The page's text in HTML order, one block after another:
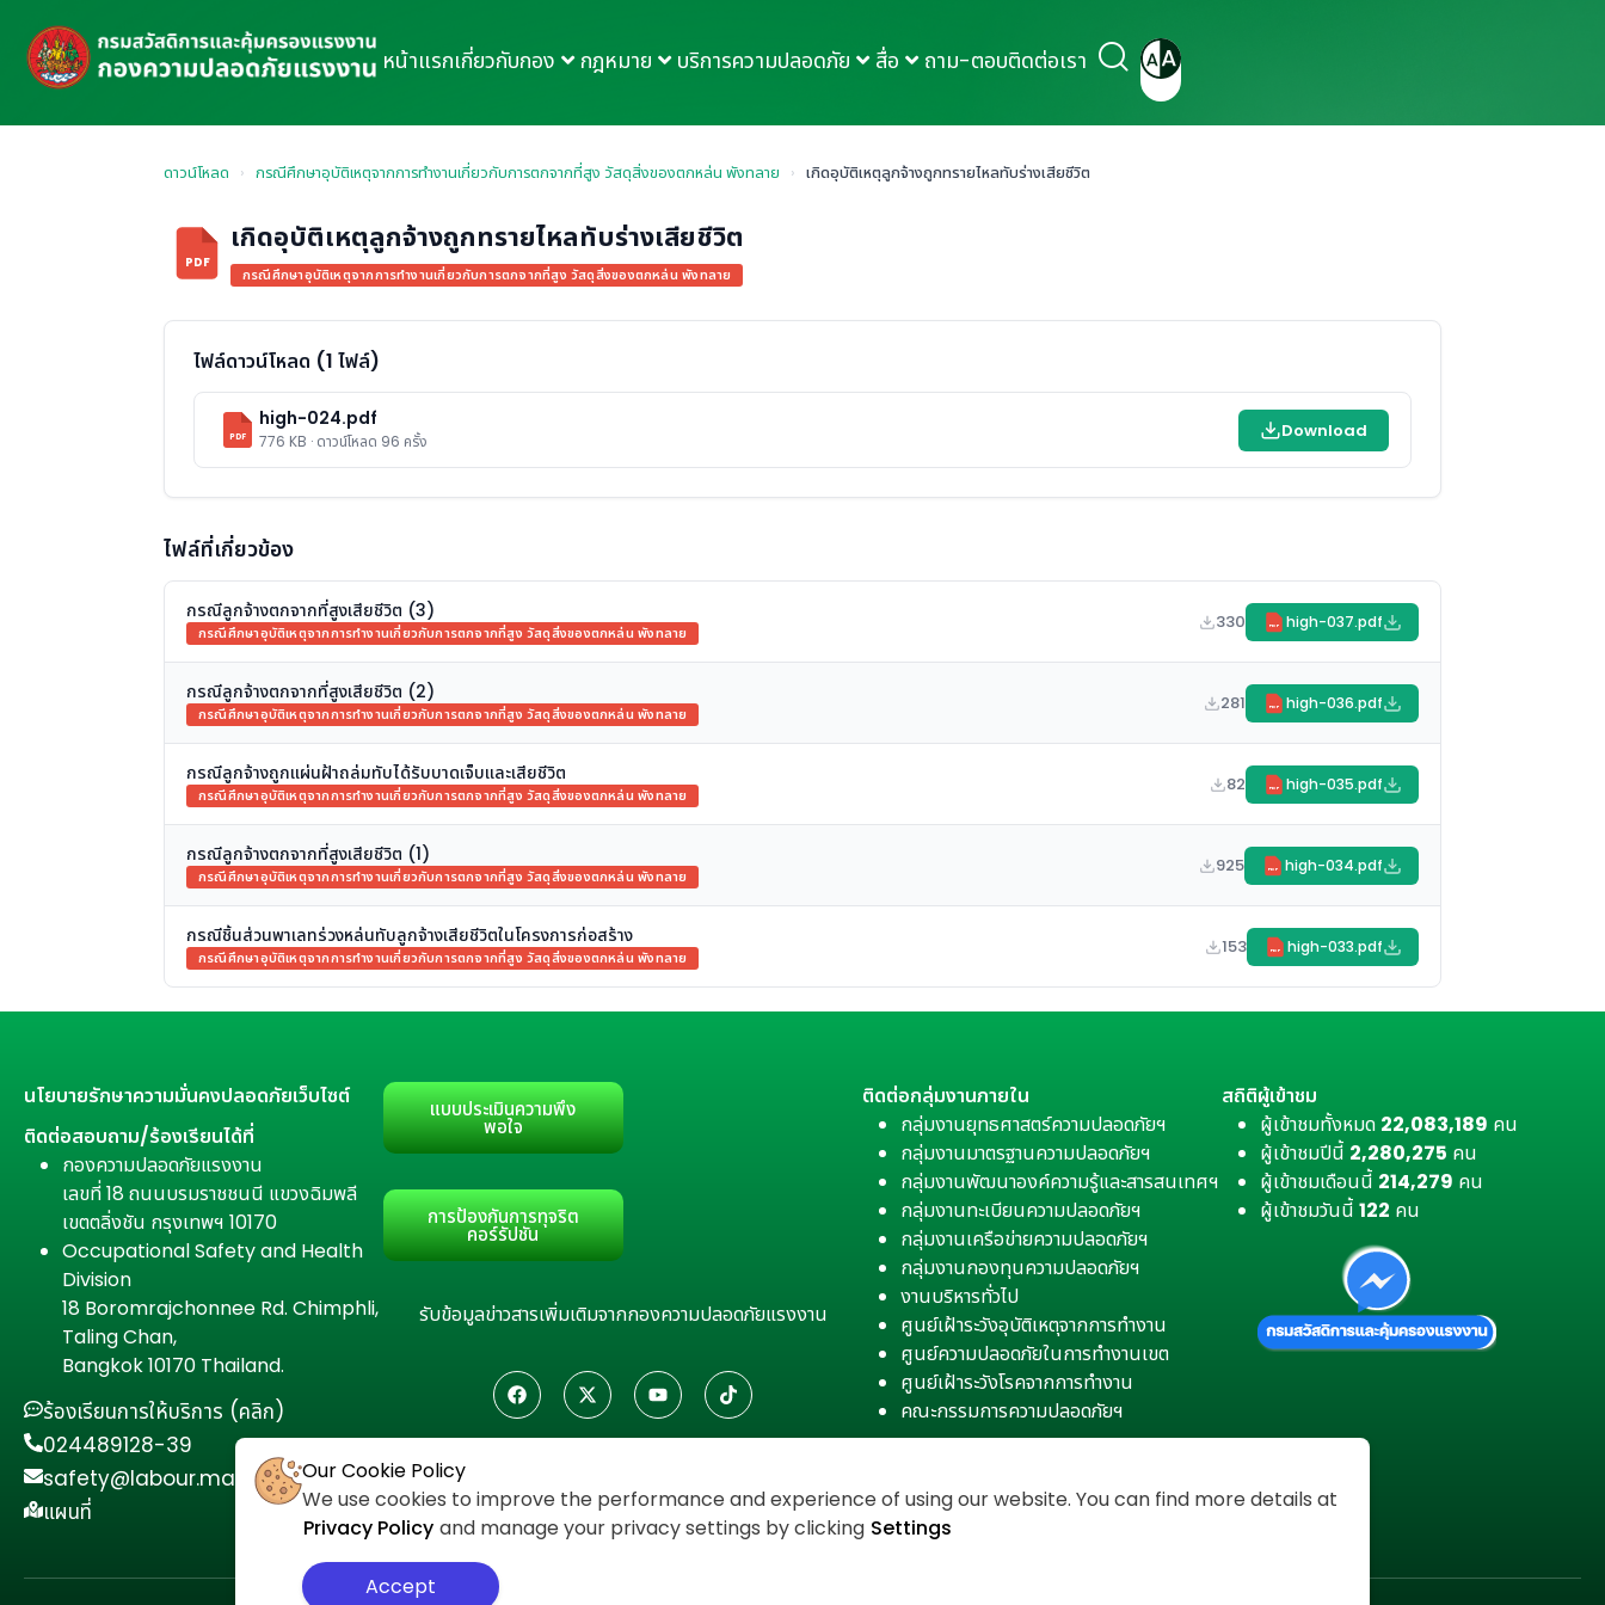
หน้าแรกเกี่ยวกับกอง กฎหมาย บริการความปลอดภัย สื่อ ถาม-ตอบติดต่อเรา
ดาวน์โหลด › กรณีศึกษาอุบัติเหตุจากการทำงานเกี่ยวกับการตกจากที่สูง วัสดุสิ่งของตกหล่น พังทลาย › เกิดอุบัติเหตุลูกจ้างถูกทรายไหลทับร่างเสียชีวิต
PDF
เกิดอุบัติเหตุลูกจ้างถูกทรายไหลทับร่างเสียชีวิต
กรณีศึกษาอุบัติเหตุจากการทำงานเกี่ยวกับการตกจากที่สูง วัสดุสิ่งของตกหล่น พังทลาย
ไฟล์ดาวน์โหลด (1 ไฟล์)
PDF
high-024.pdf
776 KB · ดาวน์โหลด 96 ครั้ง Download
ไฟล์ที่เกี่ยวข้อง
กรณีลูกจ้างตกจากที่สูงเสียชีวิต (3)
กรณีศึกษาอุบัติเหตุจากการทำงานเกี่ยวกับการตกจากที่สูง วัสดุสิ่งของตกหล่น พังทลาย 330 PDF high-037.pdf
กรณีลูกจ้างตกจากที่สูงเสียชีวิต (2)
กรณีศึกษาอุบัติเหตุจากการทำงานเกี่ยวกับการตกจากที่สูง วัสดุสิ่งของตกหล่น พังทลาย 281 PDF high-036.pdf
กรณีลูกจ้างถูกแผ่นฝ้าถล่มทับได้รับบาดเจ็บและเสียชีวิต
กรณีศึกษาอุบัติเหตุจากการทำงานเกี่ยวกับการตกจากที่สูง วัสดุสิ่งของตกหล่น พังทลาย 82 PDF high-035.pdf
กรณีลูกจ้างตกจากที่สูงเสียชีวิต (1)
กรณีศึกษาอุบัติเหตุจากการทำงานเกี่ยวกับการตกจากที่สูง วัสดุสิ่งของตกหล่น พังทลาย 925 PDF high-034.pdf
กรณีชิ้นส่วนพาเลทร่วงหล่นทับลูกจ้างเสียชีวิตในโครงการก่อสร้าง
กรณีศึกษาอุบัติเหตุจากการทำงานเกี่ยวกับการตกจากที่สูง วัสดุสิ่งของตกหล่น พังทลาย 153 PDF high-033.pdf
นโยบายรักษาความมั่นคงปลอดภัยเว็บไซต์
ติดต่อสอบถาม/ร้องเรียนได้ที่
กองความปลอดภัยแรงงาน
เลขที่ 18 ถนนบรมราชชนนี แขวงฉิมพลี
เขตตลิ่งชัน กรุงเทพฯ 10170
Occupational Safety and Health
Division
18 Boromrajchonnee Rd. Chimphli,
Taling Chan,
Bangkok 10170 Thailand.
ร้องเรียนการให้บริการ (คลิก)
024489128-39
safety@labour.mail.go.th
แผนที่
แบบประเมินความพึง
พอใจ
การป้องกันการทุจริต
คอร์รัปชัน
รับข้อมูลข่าวสารเพิ่มเติมจากกองความปลอดภัยแรงงาน
ติดต่อกลุ่มงานภายใน
กลุ่มงานยุทธศาสตร์ความปลอดภัยฯ
กลุ่มงานมาตรฐานความปลอดภัยฯ
กลุ่มงานพัฒนาองค์ความรู้และสารสนเทศฯ
กลุ่มงานทะเบียนความปลอดภัยฯ
กลุ่มงานเครือข่ายความปลอดภัยฯ
กลุ่มงานกองทุนความปลอดภัยฯ
งานบริหารทั่วไป
ศูนย์เฝ้าระวังอุบัติเหตุจากการทำงาน
ศูนย์ความปลอดภัยในการทำงานเขต
ศูนย์เฝ้าระวังโรคจากการทำงาน
คณะกรรมการความปลอดภัยฯ
สถิติผู้เข้าชม
ผู้เข้าชมทั้งหมด 22,083,189 คน
ผู้เข้าชมปีนี้ 2,280,275 คน
ผู้เข้าชมเดือนนี้ 214,279 คน
ผู้เข้าชมวันนี้122 คน
Our Cookie Policy
We use cookies to improve the performance and experience of using our website. You can find more details at
Privacy Policy and manage your privacy settings by clicking Settings
Accept